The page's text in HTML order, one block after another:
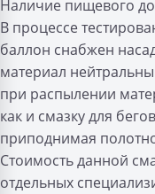
Наличие пищевого
В процессе
баллон снабжен
материал
при распылении
как и смазку для
приподнимая
Стоимость данной
отдельных